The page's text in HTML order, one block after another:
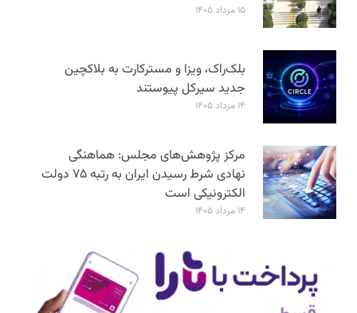
۱۵ مرداد ۱۴۰۵
بلک‌راک، ویزا و مسترکارت به بلاکچین
جدید سیرکل پیوستند
۱۴ مرداد ۱۴۰۵
مرکز پژوهش‌های مجلس: هماهنگی
نهادی شرط رسیدن ایران به رتبه ۷۵ دولت
الکترونیکی است
۱۴ مرداد ۱۴۰۵